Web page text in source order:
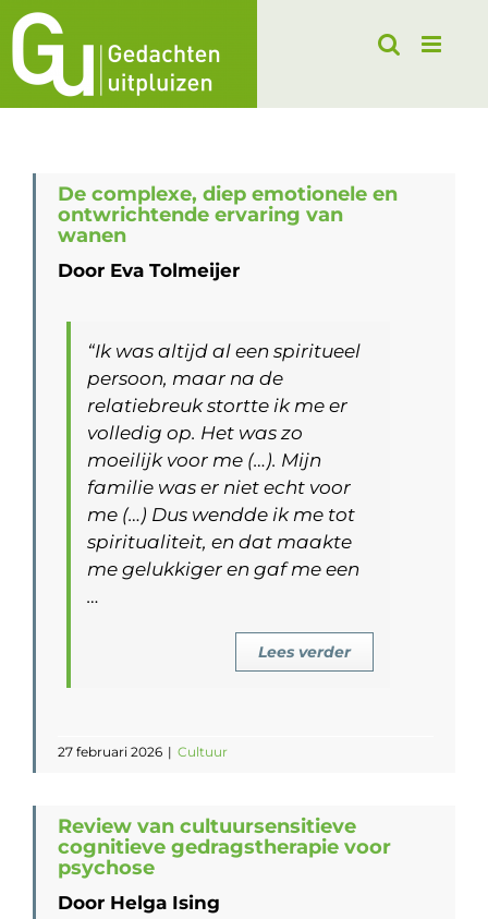
Ga
naar
inhoud
De complexe, diep emotionele en
ontwrichtende ervaring van
wanen
Door Eva Tolmeijer
“Ik was altijd al een spiritueel
persoon, maar na de
relatiebreuk stortte ik me er
volledig op. Het was zo
moeilijk voor me (…). Mijn
familie was er niet echt voor
me (…) Dus wendde ik me tot
spiritualiteit, en dat maakte
me gelukkiger en gaf me een
…
Lees verder
27 februari 2026 | Cultuur
Review van cultuursensitieve
cognitieve gedragstherapie voor
psychose
Door Helga Ising